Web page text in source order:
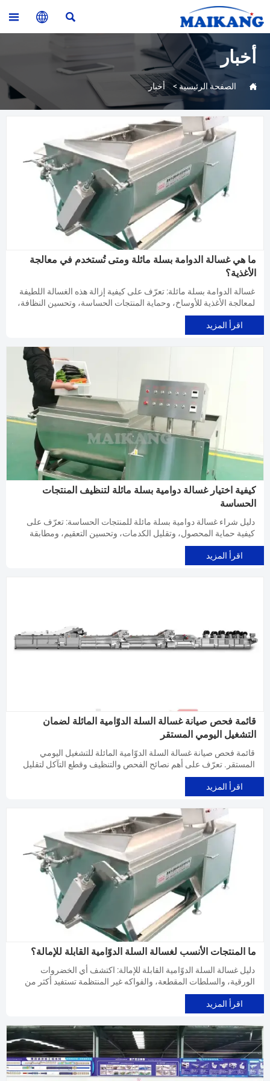



أخبار
 الصفحة الرئيسية> أخبار
ما هي غسالة الدوامة بسلة مائلة ومتى تُستخدم في معالجة
الأغذية؟
غسالة الدوامة بسلة مائلة: تعرّف على كيفية إزالة هذه الغسالة اللطيفة
لمعالجة الأغذية للأوساخ، وحماية المنتجات الحساسة، وتحسين النظافة،
والمردود، وكفاءة الخط.
اقرأ المزيد
كيفية اختيار غسالة دوامية بسلة مائلة لتنظيف المنتجات
الحساسة
دليل شراء غسالة دوامية بسلة مائلة للمنتجات الحساسة: تعرّف على
كيفية حماية المحصول، وتقليل الكدمات، وتحسين التعقيم، ومطابقة
تصميم الغسالة مع خط المعالجة لديك.
اقرأ المزيد
قائمة فحص صيانة غسالة السلة الدوّامية المائلة لضمان
التشغيل اليومي المستقر
قائمة فحص صيانة غسالة السلة الدوّامية المائلة للتشغيل اليومي
المستقر. تعرّف على أهم نصائح الفحص والتنظيف وقطع التآكل لتقليل
التوقفات وتحسين أداء الغسل.
اقرأ المزيد
ما المنتجات الأنسب لغسالة السلة الدوّامية القابلة للإمالة؟
دليل غسالة السلة الدوّامية القابلة للإمالة: اكتشف أي الخضروات
الورقية، والسلطات المقطعة، والفواكه غير المنتظمة تستفيد أكثر من
الغسل اللطيف والفعّال لتحسين جودة المنتج.
اقرأ المزيد